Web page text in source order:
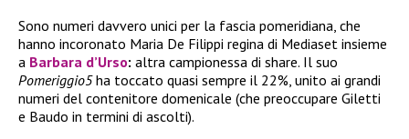
Sono numeri davvero unici per la fascia pomeridiana, che
hanno incoronato Maria De Filippi regina di Mediaset insieme
a Barbara d’Urso: altra campionessa di share. Il suo
Pomeriggio5ha toccato quasi sempre il 22%, unito ai grandi
numeri del contenitore domenicale (che preoccupare Giletti
e Baudo in termini di ascolti).